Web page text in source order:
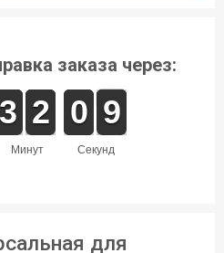
заказа через:
минут
2
2
3
3 1
1
2
2
секунд
1
0
0 9
9
8
для